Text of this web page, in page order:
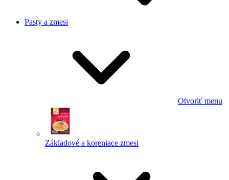
Pasty a zmesi
Otvoriť menu
Základové a koreniace zmesi